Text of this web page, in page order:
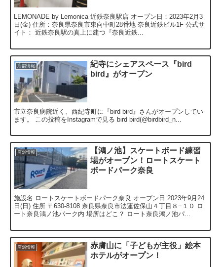
LEMONADE by Lemonica 近鉄奈良駅店 オープン日：2023年2月3
日(金) 住所：奈良県奈良市東向中町28番地 奈良近鉄ビル1F 公式サ
イト： 近鉄奈良駅の真上に建つ『奈良近鉄...
店舗情報
紀寺にシェアスペース『bird
bird』がオープン
市立奈良病院近く、西紀寺町に『bird bird』さんがオープンしてい
ます。 この投稿をInstagramで見る bird bird(@birdbird_n...
店舗情報
【鴻ノ池】スケートボード練習
場がオープン！ロートスケート
ボードパーク奈良
施設名 ロートスケートボードパーク奈良 オープン日 2023年9月24
日(日) 住所 〒630-8108 奈良県奈良市法蓮佐保山４丁目８−１０ ロ
ート奈良鴻ノ池パーク内 場所はどこ？ ロート奈良鴻ノ池パ...
店舗情報
赤膚山に「子どもが主役」絵本
ホテルがオープン！